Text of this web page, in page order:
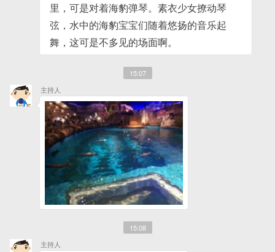
里，可是对着海豹弹琴。素衣少女撩动琴
弦，水中的海豹宝宝们随着悠扬的音乐起
舞，这可是不多见的场面啊。
15:07
主持人
15:08
主持人